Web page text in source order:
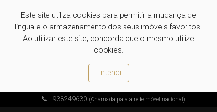
Este site utiliza cookies para permitir a mudança de
língua e o armazenamento dos seus imóveis favoritos.
Ao utilizar este site, concorda que o mesmo utilize
cookies.
Entendi
938249630 (Chamada para a rede móvel nacional)